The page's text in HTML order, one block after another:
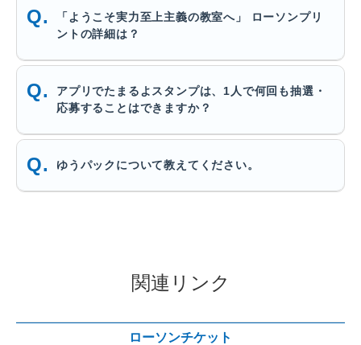
「ようこそ実力至上主義の教室へ」 ローソンプリ
ントの詳細は？
アプリでたまるよスタンプは、1人で何回も抽選・
応募することはできますか？
ゆうパックについて教えてください。
関連リンク
ローソンチケット